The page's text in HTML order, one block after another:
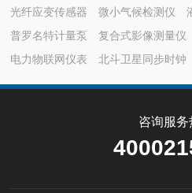
污染。受潮硅胶
烘烤十二小时再
次，否则吸附容
光纤应变传感器
微小气候检测仪
普罗名特计量泵
复合式影像测量仪
电力物联网仪表
北斗卫星同步时钟
咨询服务